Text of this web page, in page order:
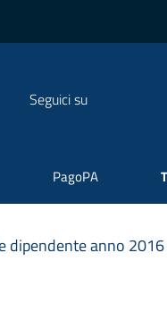
Seguici su
PagoPA
dipendente anno 2016